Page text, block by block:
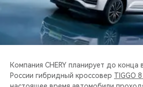
CHERY И СПОРТ
ВИДЕООБЗОРЫ
Компания CHERY планирует до конца
России гибридный кроссовер TIGGO